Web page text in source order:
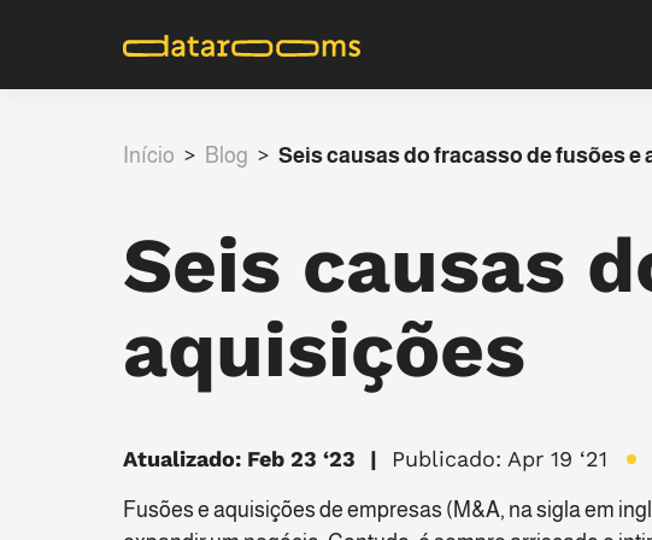
Início > Blog > Seis causas do fracasso de fusões e
Seis causas
aquisições
Atualizado: Feb 23 ‘23 Publicado: Apr 19 ‘21
Fusões e aquisições de empresas (M&A, na sigla em